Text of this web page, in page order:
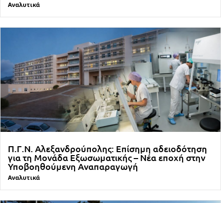
Αναλυτικά
Π.Γ.Ν. Αλεξανδρούπολης: Επίσημη αδειοδότηση
για τη Μονάδα Εξωσωματικής – Νέα εποχή στην
Υποβοηθούμενη Αναπαραγωγή
Αναλυτικά